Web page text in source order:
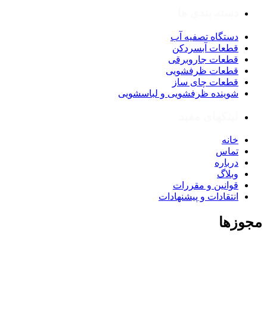
دستگاه تصفیه آب
قطعات آبسردکن
قطعات جاروبرقی
قطعات ظرفشویی
قطعات چای ساز
شوینده ظرفشویی و لباسشویی
خانه
تماس
درباره
وبلاگ
قوانین و مقررات
انتقادات و پیشنهادات
مجوزها